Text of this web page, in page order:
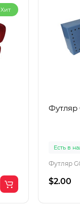
Хит
Футляр
Есть в
Футляр
$2.00